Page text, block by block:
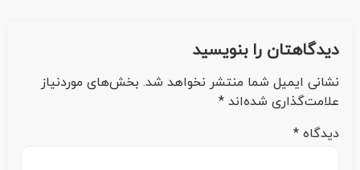
دیدگاهتان را بنویسید
نشانی ایمیل شما منتشر نخواهد شد. بخش‌های موردنیاز
علامت‌گذاری شده‌اند *
دیدگاه *